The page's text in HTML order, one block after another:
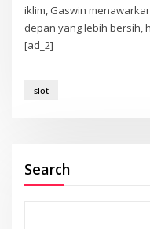
iklim, Gaswin
depan yang lebih bersih,
[ad_2]
slot
Search